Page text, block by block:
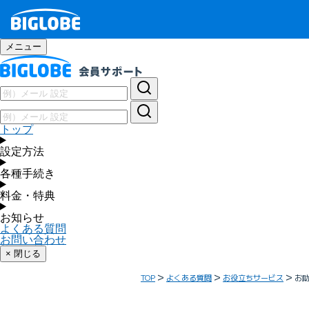
メニュー
トップ
設定方法
各種手続き
料金・特典
お知らせ
よくある質問
お問い合わせ
× 閉じる
TOP よくある質問 お役立ちサービス お